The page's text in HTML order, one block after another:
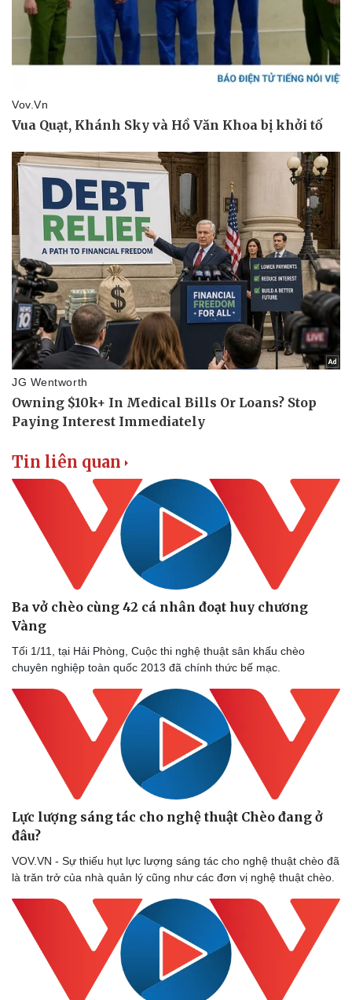
Thế giới thể thao
eSports
Hậu trường
Tư vấn
Tin liên quan
Ba vở chèo cùng 42 cá nhân đoạt huy chương
Vàng
Tối 1/11, tại Hải Phòng, Cuộc thi nghệ thuật sân khấu chèo
chuyên nghiệp toàn quốc 2013 đã chính thức bế mạc.
Lực lượng sáng tác cho nghệ thuật Chèo đang ở
đâu?
VOV.VN - Sự thiếu hụt lực lượng sáng tác cho nghệ thuật chèo đã
là trăn trở của nhà quản lý cũng như các đơn vị nghệ thuật chèo.